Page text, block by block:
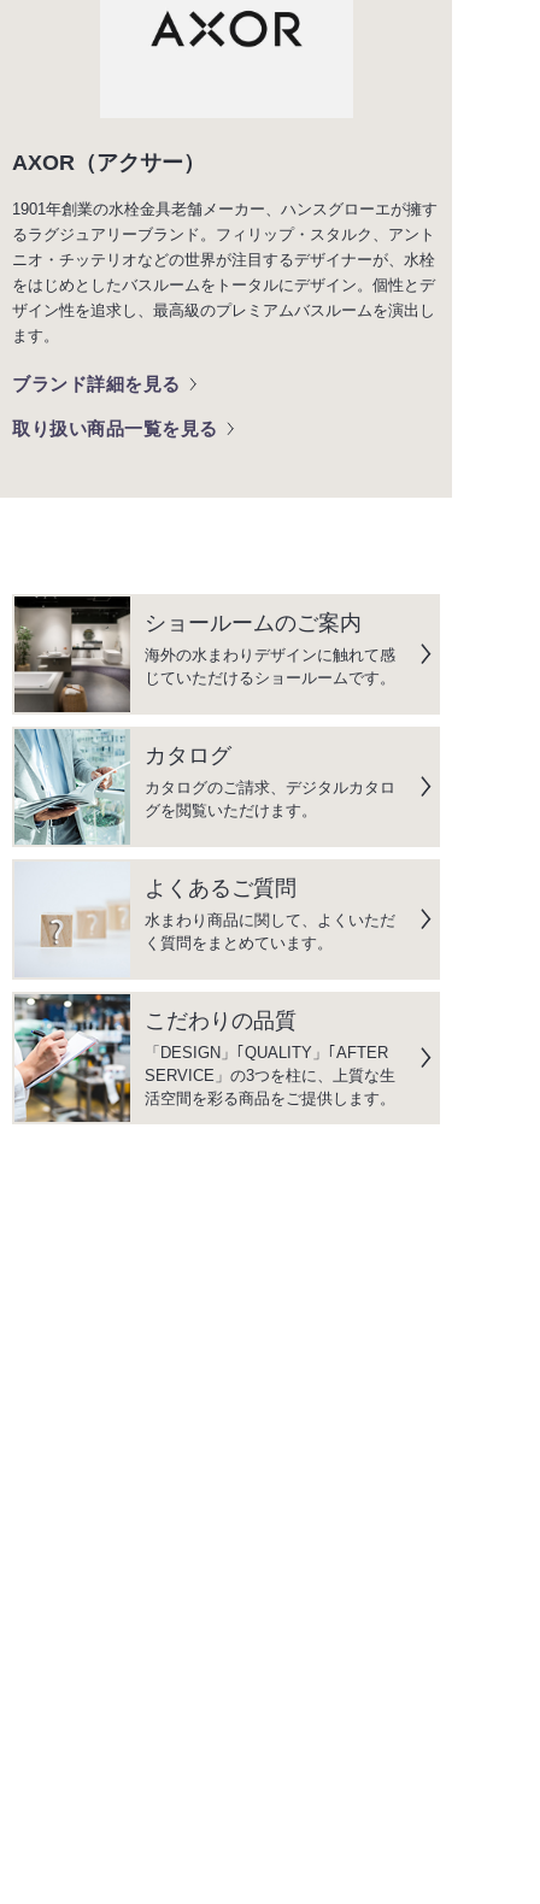
AXOR（アクサー）
1901年創業の水栓金具老舗メーカー、ハンスグローエが擁す
るラグジュアリーブランド。フィリップ・スタルク、アント
ニオ・チッテリオなどの世界が注目するデザイナーが、水栓
をはじめとしたバスルームをトータルにデザイン。個性とデ
ザイン性を追求し、最高級のプレミアムバスルームを演出し
ます。
ブランド詳細を見る
取り扱い商品一覧を見る
ショールームのご案内
海外の水まわりデザインに触れて感
じていただけるショールームです。
カタログ
カタログのご請求、デジタルカタロ
グを閲覧いただけます。
よくあるご質問
水まわり商品に関して、よくいただ
く質問をまとめています。
こだわりの品質
「DESIGN」｢QUALITY」｢AFTER
SERVICE」の3つを柱に、上質な生
活空間を彩る商品をご提供します。